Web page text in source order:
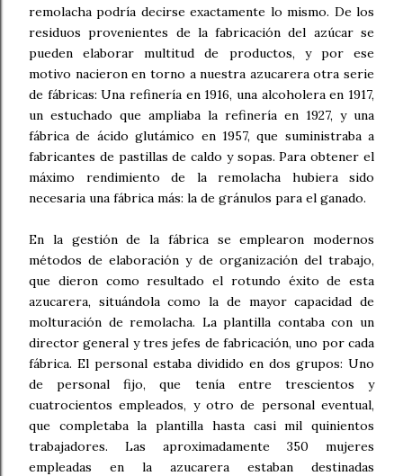
remolacha podría decirse exactamente lo mismo. De los
residuos provenientes de la fabricación del azúcar se
pueden elaborar multitud de productos, y por ese
motivo nacieron en torno a nuestra azucarera otra serie
de fábricas: Una refinería en 1916, una alcoholera en 1917,
un estuchado que ampliaba la refinería en 1927, y una
fábrica de ácido glutámico en 1957, que suministraba a
fabricantes de pastillas de caldo y sopas. Para obtener el
máximo rendimiento de la remolacha hubiera sido
necesaria una fábrica más: la de gránulos para el ganado.
En la gestión de la fábrica se emplearon modernos
métodos de elaboración y de organización del trabajo,
que dieron como resultado el rotundo éxito de esta
azucarera, situándola como la de mayor capacidad de
molturación de remolacha. La plantilla contaba con un
director general y tres jefes de fabricación, uno por cada
fábrica. El personal estaba dividido en dos grupos: Uno
de personal fijo, que tenía entre trescientos y
cuatrocientos empleados, y otro de personal eventual,
que completaba la plantilla hasta casi mil quinientos
trabajadores. Las aproximadamente 350 mujeres
empleadas en la azucarera estaban destinadas